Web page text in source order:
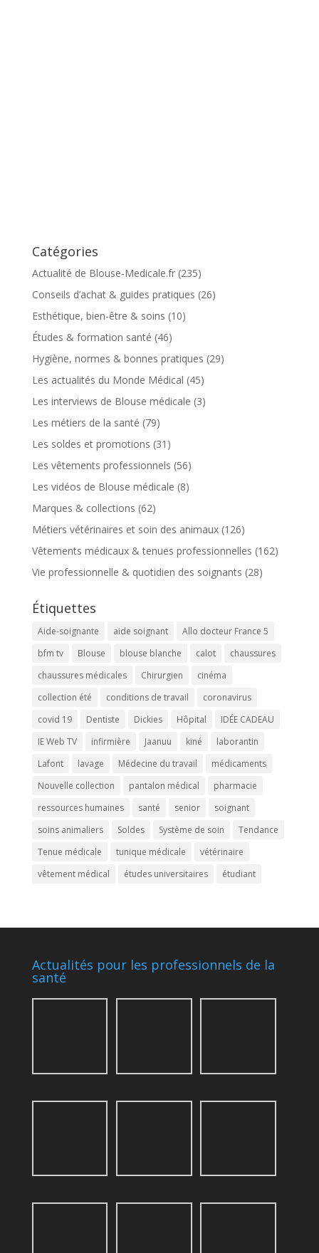
Catégories
Actualité de Blouse-Medicale.fr(235)
Conseils d’achat & guides pratiques (26)
Esthétique, bien-être & soins (10)
Études & formation santé (46)
Hygiène, normes & bonnes pratiques (29)
Les actualités du Monde Médical (45)
Les interviews de Blouse médicale (3)
Les métiers de la santé (79)
Les soldes et promotions (31)
Les vêtements professionnels (56)
Les vidéos de Blouse médicale (8)
Marques & collections (62)
Métiers vétérinaires et soin des animaux(126)
Vêtements médicaux & tenues professionnelles (162)
Vie professionnelle & quotidien des soignants (28)
Étiquettes
Aide-soignante aide soignant
Allo docteur France 5
bfm tv
Blouse blouse blanche calot
chaussures
chaussures médicales
Chirurgien
cinéma
collection été
conditions de travail
coronavirus
covid 19
Dentiste Dickies Hôpital
IDÉE CADEAU
IE Web TV
infirmière Jaanuu kiné
laborantin
Lafont
lavage Médecine du travail
médicaments
Nouvelle collection
pantalon médical
pharmacie
ressources humaines
santé senior
soignant
soins animaliers
Soldes Système de soin
Tendance
Tenue médicale
tunique médicale
vétérinaire
vêtement médical
études universitaires étudiant
Actualités pour les professionnels de la
santé